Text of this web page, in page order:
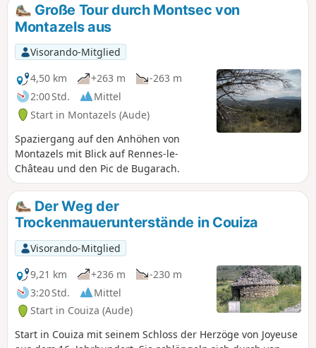
Große Tour durch Montsec von
Montazels aus
Visorando-Mitglied
4,50 km
+263 m
-263 m
2:00 Std.
Mittel
Start in Montazels (Aude)
Spaziergang auf den Anhöhen von
Montazels mit Blick auf Rennes-le-
Château und den Pic de Bugarach.
Der Weg der
Trockenmauerunterstände in Couiza
Visorando-Mitglied
9,21 km
+236 m
-230 m
3:20 Std.
Mittel
Start in Couiza (Aude)
Start in Couiza mit seinem Schloss der Herzöge von Joyeuse